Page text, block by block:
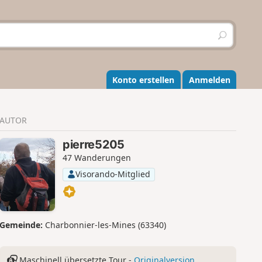
S
u
h
e
n
Konto erstellen Anmelden
AUTOR
pierre5205
47 Wanderungen
Visorando-Mitglied
Gemeinde: Charbonnier-les-Mines (63340)
Maschinell übersetzte Tour - Originalversion